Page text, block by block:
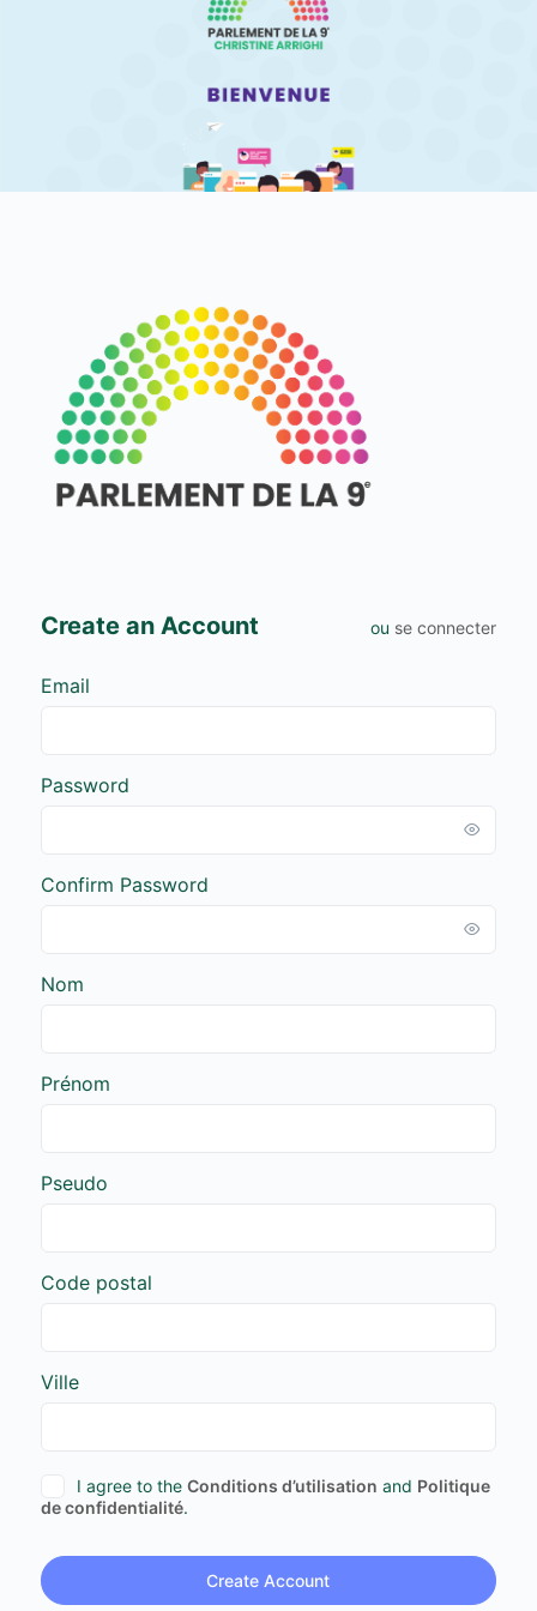
Create an Account ou se connecter
Email
Password
Confirm Password
Nom
Prénom
Pseudo
Code postal
Ville
I agree to the Conditions d’utilisation and Politique
de confidentialité.